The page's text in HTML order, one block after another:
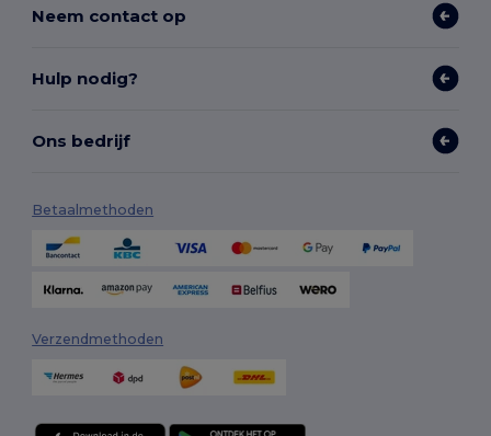
Neem contact op
Hulp nodig?
Ons bedrijf
Betaalmethoden
Verzendmethoden